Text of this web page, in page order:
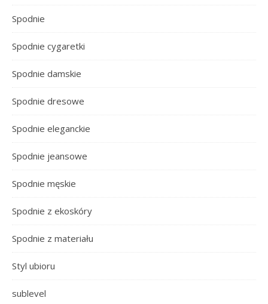
Spodnie
Spodnie cygaretki
Spodnie damskie
Spodnie dresowe
Spodnie eleganckie
Spodnie jeansowe
Spodnie męskie
Spodnie z ekoskóry
Spodnie z materiału
Styl ubioru
sublevel